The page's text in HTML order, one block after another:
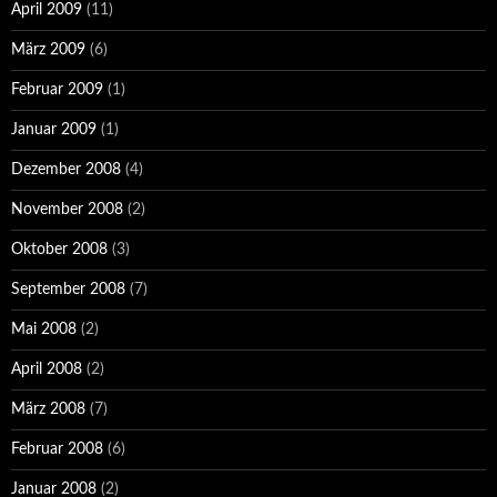
April 2009 (11)
März 2009 (6)
Februar 2009 (1)
Januar 2009 (1)
Dezember 2008 (4)
November 2008 (2)
Oktober 2008 (3)
September 2008 (7)
Mai 2008 (2)
April 2008 (2)
März 2008 (7)
Februar 2008 (6)
Januar 2008 (2)